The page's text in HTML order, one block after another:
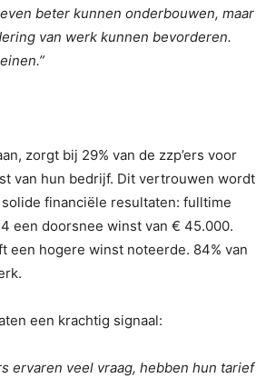
beter kunnen onderbouwen, maar
van werk kunnen bevorderen.
zorgt bij 29% van de zzp’ers voor
van hun bedrijf. Dit vertrouwen wordt
financiële resultaten: fulltime
een doorsnee winst van € 45.000.
een hogere winst noteerde. 84% van
een krachtig signaal:
ervaren veel vraag, hebben hun tarief